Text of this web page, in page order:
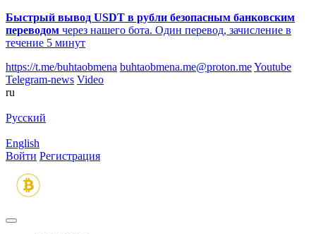
Быстрый вывод USDT в рубли безопасным банковским
переводом через нашего бота. Один перевод, зачисление в
течение 5 минут
https://t.me/buhtaobmena buhtaobmena.me@proton.meYoutube
Telegram-news Video
ru
Русский
English
Войти Регистрация